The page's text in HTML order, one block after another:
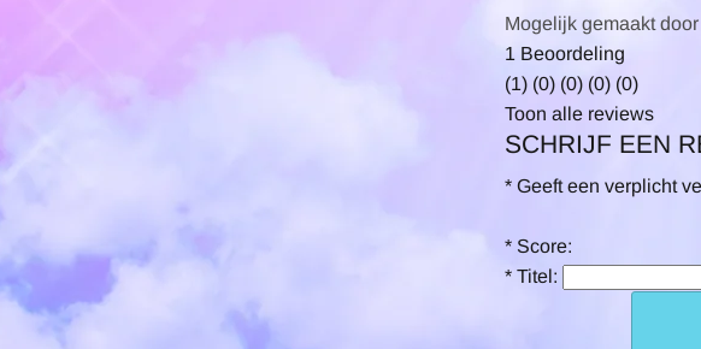
Mogelijk gemaakt door
5.0
star
rating
1 Beoordeling
(1) (0) (0) (0) (0)
Toon alle reviews
SCHRIJF EEN
* Geeft een verplicht
* Score:
*Titel: